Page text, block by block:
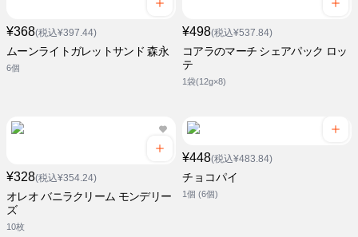
¥368(税込¥397.44)
ムーンライトガレットサンド 森永
6個
¥498(税込¥537.84)
コアラのマーチ シェアパック ロッ
テ
1袋(12g×8)
¥328(税込¥354.24)
オレオ バニラクリーム モンデリー
ズ
10枚
¥448(税込¥483.84)
チョコパイ
1個 (6個)